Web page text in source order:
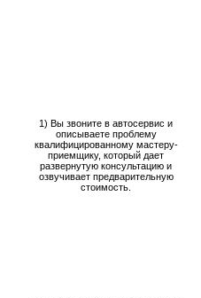
1) Вы звоните в автосервис и
описываете проблему
квалифицированному мастеру-
приемщику, который дает
развернутую консультацию и
озвучивает предварительную
стоимость.